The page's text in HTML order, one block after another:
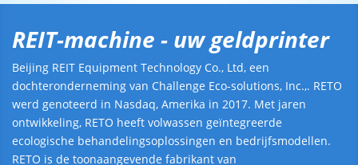
REIT-machine - uw geldprinter
Beijing REIT Equipment Technology Co., Ltd, een
dochteronderneming van Challenge Eco-solutions, Inc.,. RETO
werd genoteerd in Nasdaq, Amerika in 2017. Met jaren
ontwikkeling, RETO heeft volwassen geïntegreerde
ecologische behandelingsoplossingen en bedrijfsmodellen.
RETO is de toonaangevende fabrikant van